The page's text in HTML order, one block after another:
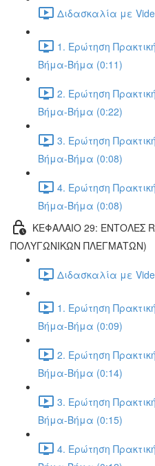
Διδασκαλία με
1. Ερώτηση
Βήμα-Βήμα (0:11)
2. Ερώτηση
Βήμα-Βήμα (0:22)
3. Ερώτηση
Βήμα-Βήμα (0:08)
4. Ερώτηση
Βήμα-Βήμα (0:08)
ΚΕΦΑΛΑΙΟ 29: ΕΝΤΟΛΕΣ
ΠΟΛΥΓΩΝΙΚΩΝ ΠΛΕΓΜΑΤΩΝ)
Διδασκαλία με
1. Ερώτηση
Βήμα-Βήμα (0:09)
2. Ερώτηση
Βήμα-Βήμα (0:14)
3. Ερώτηση
Βήμα-Βήμα (0:15)
4. Ερώτηση